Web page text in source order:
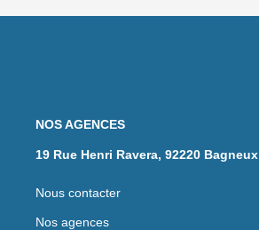
NOS AGENCES
19 Rue Henri Ravera, 92220 Bagneux
Nous contacter
Nos agences